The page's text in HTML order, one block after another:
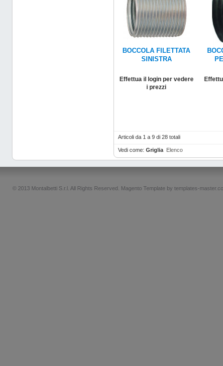
BOCCOLA FILETTATA
SINISTRA
Effettua il login per vedere
i prezzi
Articoli da 1 a 9 di 28 totali
Vedi come: Griglia Elenco
© 2013 Montalbetti S.r.l. All Rights Reserved. Magento Template by templates-